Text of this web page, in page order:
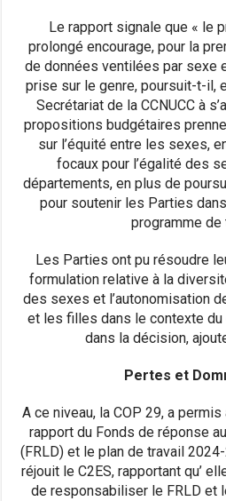
Le rapport signale que « le
prolongé encourage, pour la
de données ventilées par sexe
prise sur le genre, poursuit-t-il,
Secrétariat de la CCNUCC à
propositions budgétaires
sur l’équité entre les sexes,
focaux pour l’égalité des
départements, en plus de
pour soutenir les Parties
programme de
Les Parties ont pu résoudre
formulation relative à la
des sexes et l’autonomisation
et les filles dans le contexte
dans la décision,
Pertes et
A ce niveau, la COP 29, a
rapport du Fonds de réponse
(FRLD) et le plan de travail
réjouit le C2ES, rapportant qu’
de responsabiliser le FRLD et